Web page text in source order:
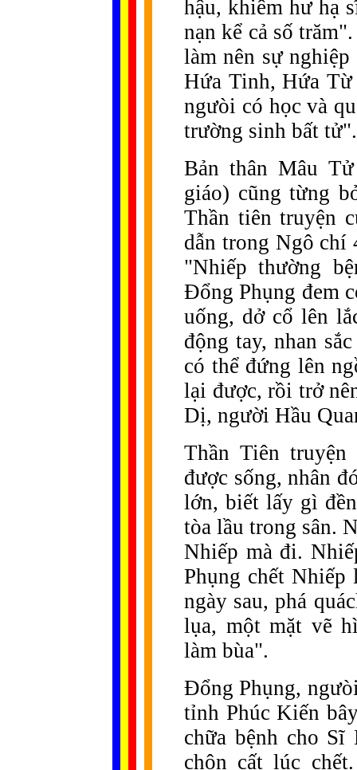
hậu, khiêm hư hạ
nạn kể cả số
làm nên sự
Hứa Tinh, Hứa
ngưòi có học và
trường sinh bất tử".
Bản thân Mâu
giáo) cũng từng
Thần tiên truyện
dẫn trong Ngô chí
"Nhiếp thường
Đổng Phụng đem
uống, dở cổ lên
động tay, nhan
có thể đứng lên
lại được, rồi trở
Dị, người Hầu
Thần Tiên
được sống, nhân
lớn, biết lấy gì
tòa lầu trong sân.
Nhiếp mà đi.
Phụng chết Nhiếp
ngày sau, phá
lụa, một mặt vẽ
làm bùa".
Đổng Phụng,
tỉnh Phúc Kiến
chữa bệnh cho
chôn cất lúc